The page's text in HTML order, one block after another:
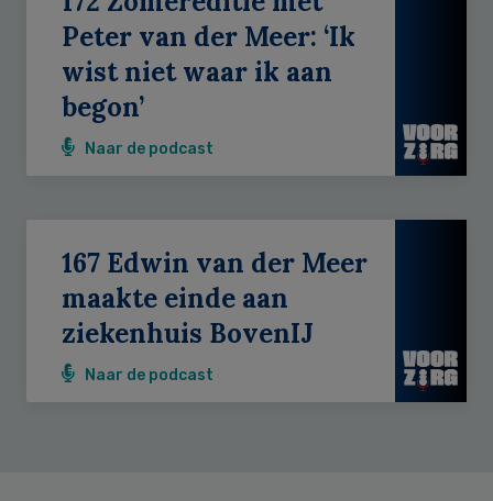
Peter van der Meer: ‘Ik
wist niet waar ik aan
begon’
Naar de podcast
167 Edwin van der Meer
maakte einde aan
ziekenhuis BovenIJ
Naar de podcast